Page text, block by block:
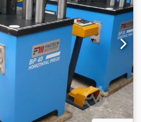
:- Napędy elektryczne :-
:- Stacja przechwytywania
dla przyssawek :-
krawędziowej Rozszerzony
drogi do 12m :- Czujniki
:- Konsola do zmiany
niezdefiniowany :-
z separacją (materiał na 3
:- Chwytak szczypcowy :-